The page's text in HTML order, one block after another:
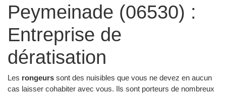
Peymeinade (06530) :
Entreprise de
dératisation
Les rongeurs sont des nuisibles que vous ne devez en aucun
cas laisser cohabiter avec vous. Ils sont porteurs de nombreux